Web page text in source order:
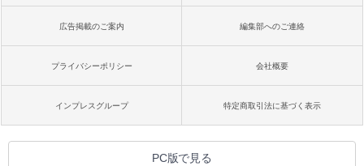
広告掲載のご案内 編集部へのご連絡
プライバシーポリシー 会社概要
インプレスグループ 特定商取引法に基づく表示
PC版で見る